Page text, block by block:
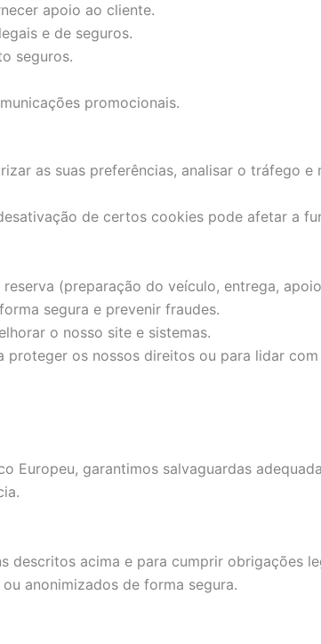
apoio ao cliente.
e de seguros.
seguros.
promocionais.
as suas preferências, analisar o tráfego
de certos cookies pode afetar a
(preparação do veículo, entrega,
segura e prevenir fraudes.
o nosso site e sistemas.
proteger os nossos direitos ou para lidar
garantimos salvaguardas
descritos acima e para cumprir obrigações
anonimizados de forma segura.